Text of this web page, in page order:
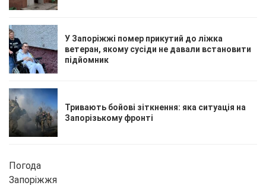
У Запоріжжі помер прикутий до ліжка
ветеран, якому сусіди не давали встановити
підйомник
Тривають бойові зіткнення: яка ситуація на
Запорізькому фронті
Погода
Запоріжжя